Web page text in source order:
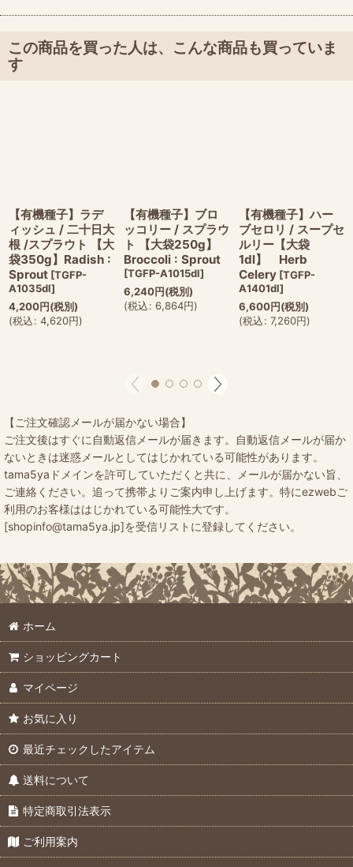
この商品を買った人は、こんな商品も買っていま
す
【有機種子】ラデ
ィッシュ / 二十日大
根 /スプラウト 【大
袋350g】Radish :
Sprout [TGFP-
A1035dl]
4,200円(税別)
(税込: 4,620円)
【有機種子】ブロ
ッコリー / スプラウ
ト 【大袋250g】
Broccoli : Sprout
[TGFP-A1015dl]
6,240円(税別)
(税込: 6,864円)
【有機種子】ハー
ブセロリ / スープセ
ルリー【大袋
1dl】 Herb
Celery [TGFP-
A1401dl]
6,600円(税別)
(税込: 7,260円)
【ご注文確認メールが届かない場合】
ご注文後はすぐに自動返信メールが届きます。自動返信メールが届か
ないときは迷惑メールとしてはじかれている可能性があります。
tama5yaドメインを許可していただくと共に、メールが届かない旨、
ご連絡ください。追って携帯よりご案内申し上げます。特にezwebご
利用のお客様ははじかれている可能性大です。
[shopinfo@tama5ya.jp]を受信リストに登録してください。
ホーム
ショッピングカート
マイページ
お気に入り
最近チェックしたアイテム
送料について
特定商取引法表示
ご利用案内